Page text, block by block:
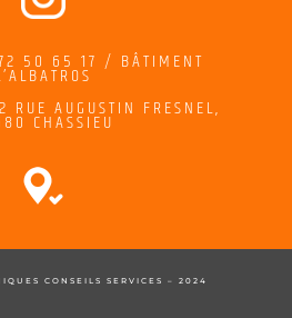
50 65 17 / BÂTIMENT
2 RUE AUGUSTIN FRESNEL,
CHASSIEU
CONSEILS SERVICES – 2024